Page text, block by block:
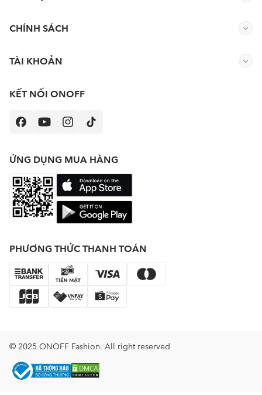
TÀI KHOẢN
CHÍNH SÁCH
KẾT NỐI ONOFF
ỨNG DỤNG MUA HÀNG
PHƯƠNG THỨC THANH TOÁN
© 2025 ONOFF Fashion. All right reserved